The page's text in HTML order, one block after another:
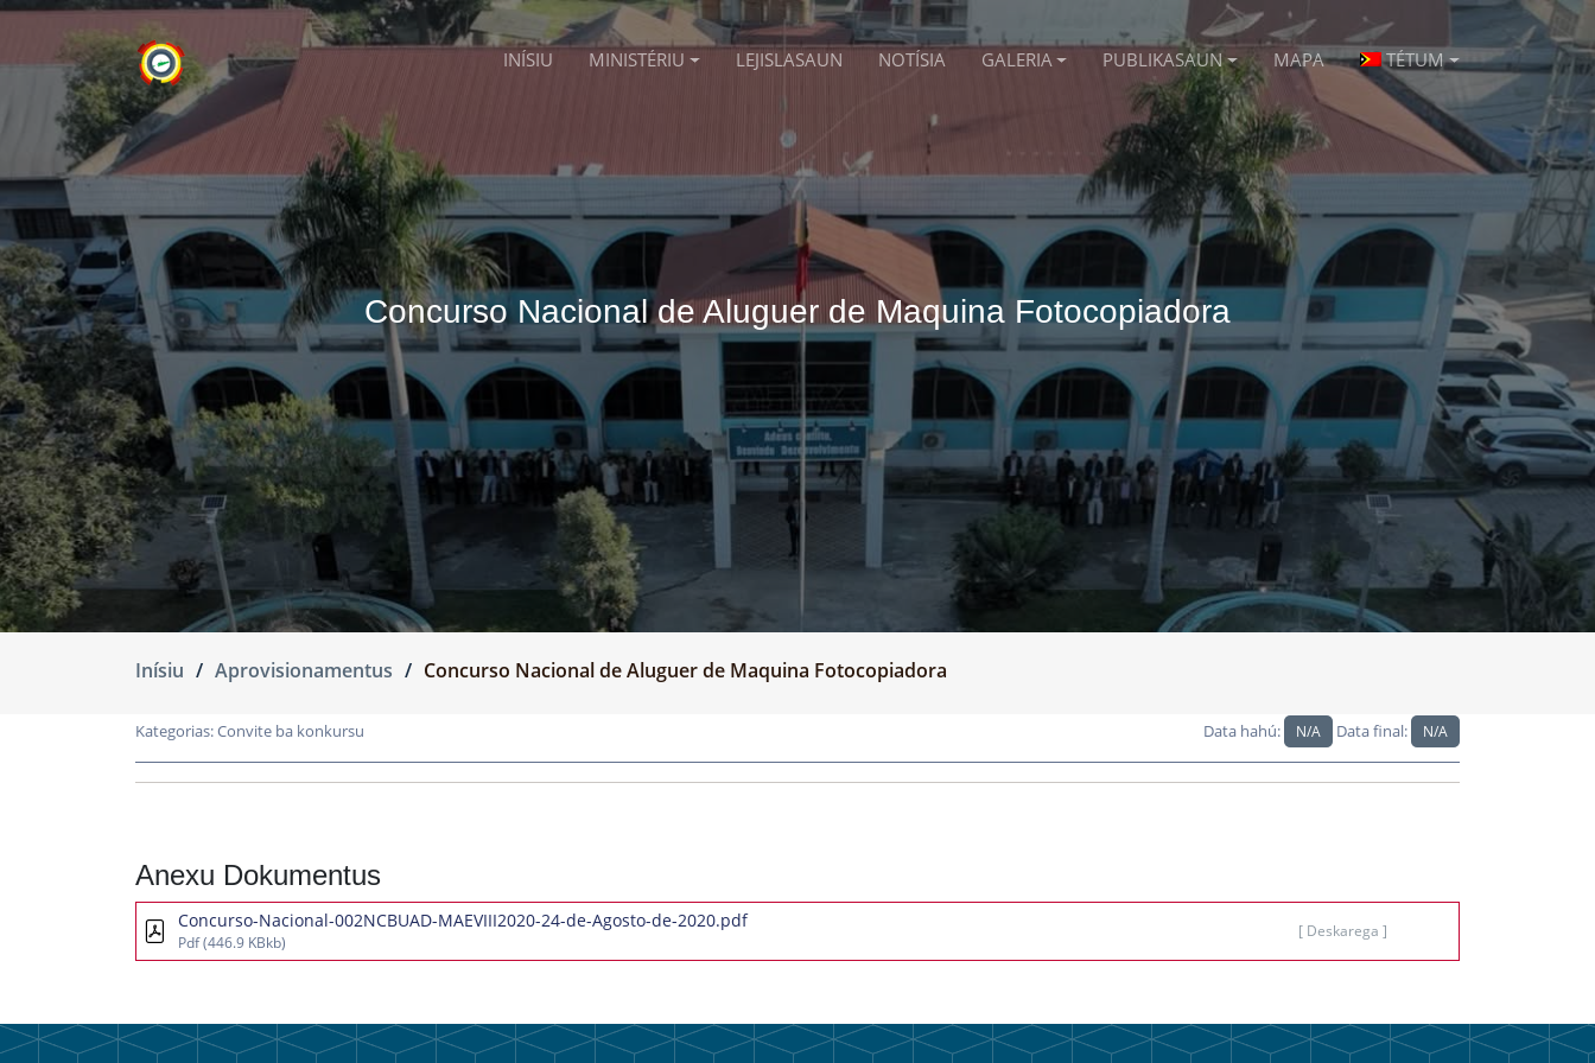
INÍSIU MINISTÉRIU LEJISLASAUN NOTÍSIA GALERIA PUBLIKASAUN MAPA TÉTUM
Concurso Nacional de Aluguer de Maquina Fotocopiadora
Inísiu Aprovisionamentus Concurso Nacional de Aluguer de Maquina Fotocopiadora
Data hahú: N/A Data final: N/A
Kategorias:Convite ba konkursu
Anexu Dokumentus
Concurso-Nacional-002NCBUAD-MAEVIII2020-24-de-Agosto-de-2020.pdf
Pdf(446.9 KBkb)
[ Deskarega ]